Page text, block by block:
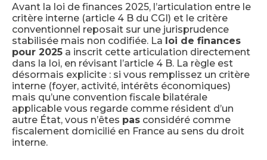
Avant la loi de finances 2025, l’articulation entre le
critère interne (article 4 B du CGI) et le critère
conventionnel reposait sur une jurisprudence
stabilisée mais non codifiée. La loi de finances
pour 2025 a inscrit cette articulation directement
dans la loi, en révisant l’article 4 B. La règle est
désormais explicite : si vous remplissez un critère
interne (foyer, activité, intérêts économiques)
mais qu’une convention fiscale bilatérale
applicable vous regarde comme résident d’un
autre État, vous n’êtes pas considéré comme
fiscalement domicilié en France au sens du droit
interne.